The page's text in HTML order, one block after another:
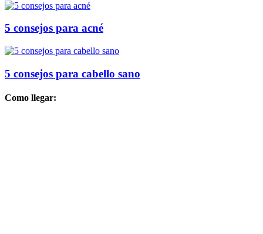
5 consejos para acné
5 consejos para cabello sano
Como llegar: